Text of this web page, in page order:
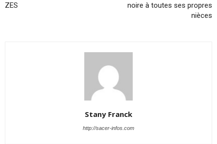
ZES
noire à toutes ses propres
nièces
Stany Franck
http://sacer-infos.com